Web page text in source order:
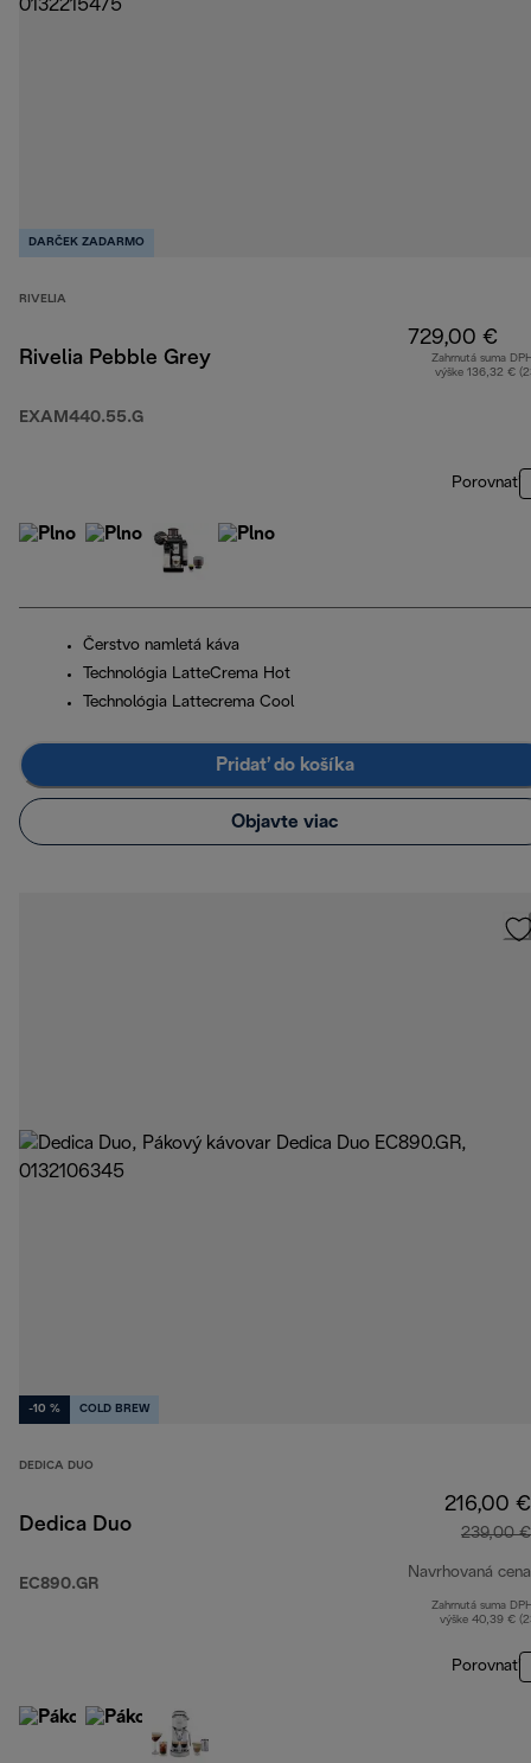
DARČEK ZADARMO
RIVELIA
Rivelia Pebble Grey
EXAM440.55.G
729,00 €
Zahrnutá suma
výške 136,32 €
Porovnať
Čerstvo namletá káva
Technológia LatteCrema Hot
Technológia Lattecrema Cool
Pridať do košíka
Objavte viac
-10 % COLD BREW
DEDICA DUO
Dedica Duo
EC890.GR
216,00 €
239,00 €
Navrhovaná cena
Zahrnutá suma
výške 40,39 €
Porovnať